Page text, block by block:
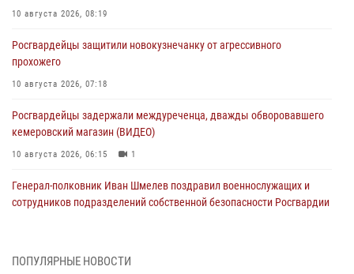
10 августа 2026, 08:19
Росгвардейцы защитили новокузнечанку от агрессивного
прохожего
10 августа 2026, 07:18
Росгвардейцы задержали междуреченца, дважды обворовавшего
кемеровский магазин (ВИДЕО)
10 августа 2026, 06:15 1
Генерал-полковник Иван Шмелев поздравил военнослужащих и
сотрудников подразделений собственной безопасности Росгвардии
ПОПУЛЯРНЫЕ НОВОСТИ